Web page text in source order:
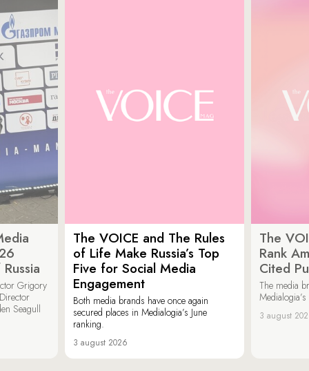
Grigory
Seagull
The VOICE and The Rules
of Life Make Russia’s Top
Five for Social Media
Engagement
Both media brands have once again
secured places in Medialogia’s June
ranking.
3 august 2026
The
Rank
Cited
The media
3 august